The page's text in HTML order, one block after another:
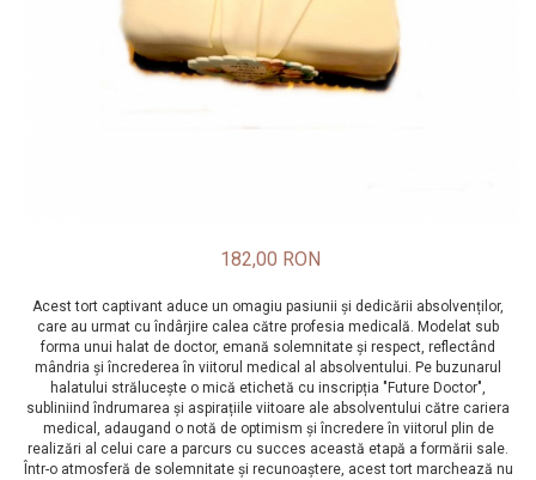
182,00 RON
Acest tort captivant aduce un omagiu pasiunii și dedicării absolvenților,
care au urmat cu îndârjire calea către profesia medicală. Modelat sub
forma unui halat de doctor, emană solemnitate și respect, reflectând
mândria și încrederea în viitorul medical al absolventului. Pe buzunarul
halatului strălucește o mică etichetă cu inscripția "Future Doctor",
subliniind îndrumarea și aspirațiile viitoare ale absolventului către cariera
medical, adaugand o notă de optimism și încredere în viitorul plin de
realizări al celui care a parcurs cu succes această etapă a formării sale.
Într-o atmosferă de solemnitate și recunoaștere, acest tort marchează nu